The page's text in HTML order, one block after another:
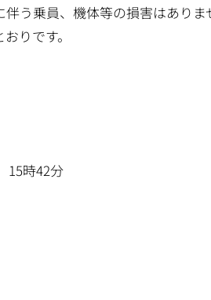
う乗員、機体等の損害はあり
りです。
15時42分